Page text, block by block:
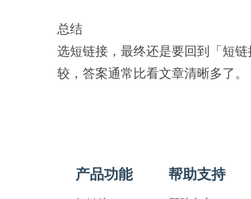
总结
选短链接，最终还是要回到「短
较，答案通常比看文章清晰多了。
产品功能 帮助支持